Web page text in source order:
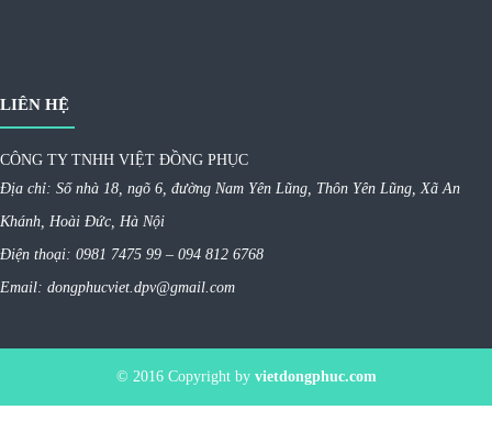
LIÊN HỆ
CÔNG TY TNHH VIỆT ĐỒNG PHỤC
Địa chỉ: Số nhà 18, ngõ 6, đường Nam Yên Lũng, Thôn Yên Lũng, Xã An
Khánh, Hoài Đức, Hà Nội
Điện thoại: 0981 7475 99 – 094 812 6768
Email: dongphucviet.dpv@gmail.com
© 2016 Copyright by vietdongphuc.com